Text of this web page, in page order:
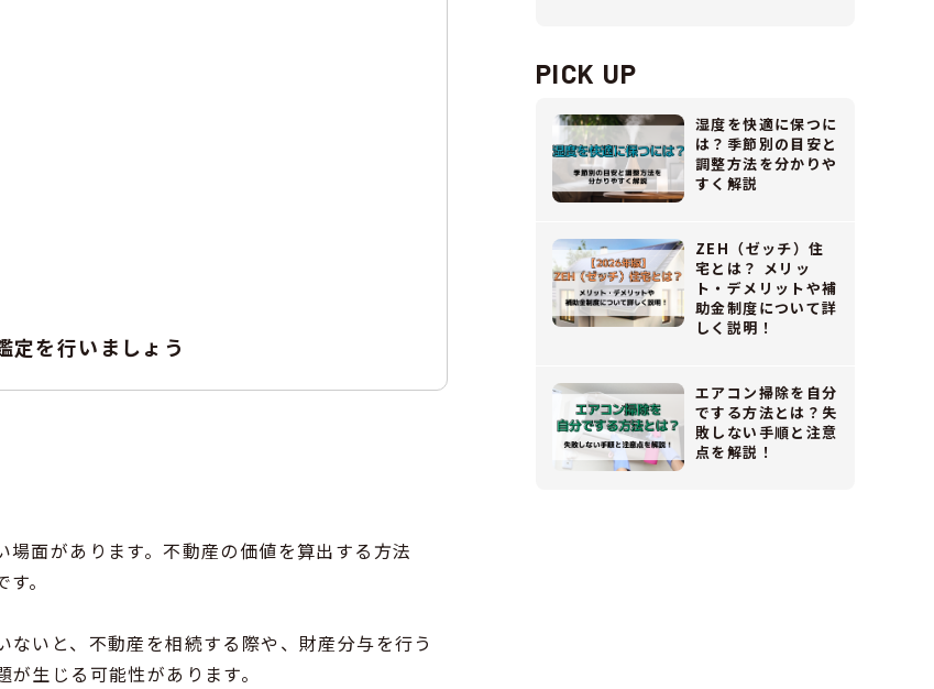
定を行いましょう
面があります。不動産の価値を算出する方法
。
いと、不動産を相続する際や、財産分与を行う
生じる可能性があります。
PICK UP
湿度を快適に保つに
は？季節別の目安と
調整方法を分かりや
すく解説
ZEH（ゼッチ）住
宅とは？ メリッ
ト・デメリットや補
助金制度について詳
しく説明！
エアコン掃除を自分
でする方法とは？失
敗しない手順と注意
点を解説！